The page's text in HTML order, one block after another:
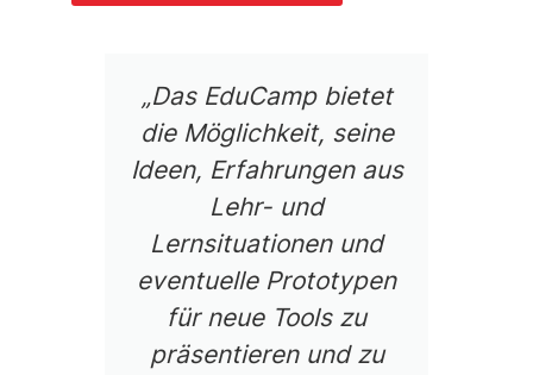
„Das EduCamp bietet
die Möglichkeit, seine
Ideen, Erfahrungen aus
Lehr- und
Lernsituationen und
eventuelle Prototypen
für neue Tools zu
präsentieren und zu